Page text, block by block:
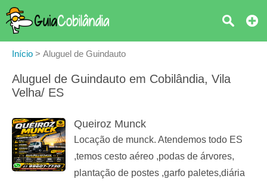
Início > Aluguel de Guindauto
Aluguel de Guindauto em Cobilândia, Vila
Velha/ ES
Queiroz Munck
Locação de munck. Atendemos todo ES
,temos cesto aéreo ,podas de árvores,
plantação de postes ,garfo paletes,diária